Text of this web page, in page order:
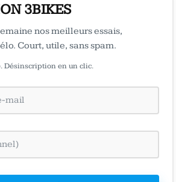
3BIKES
nos meilleurs essais,
Court, utile, sans spam.
Désinscription en un clic.